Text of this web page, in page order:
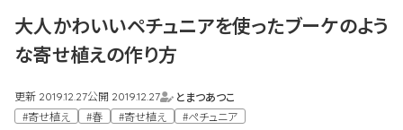
大人かわいいペチュニアを使ったブーケのよう
な寄せ植えの作り方
更新 2019.12.27公開 2019.12.27
とまつあつこ
#寄せ植え
#春 #寄せ植え #ペチュニア